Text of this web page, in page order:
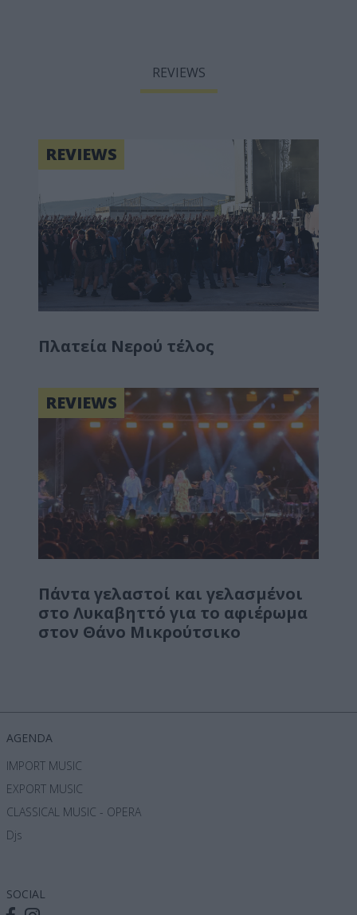
REVIEWS
REVIEWS
Πλατεία Νερού τέλος
REVIEWS
Πάντα γελαστοί και γελασμένοι
στο Λυκαβηττό για το αφιέρωμα
στον Θάνο Μικρούτσικο
AGENDA
IMPORT MUSIC
EXPORT MUSIC
CLASSICAL MUSIC - OPERA
Djs
SOCIAL